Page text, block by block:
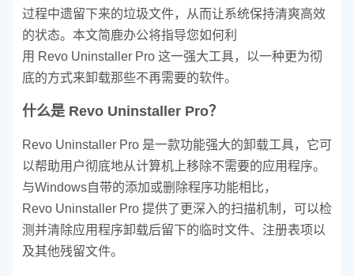
过程中遗留下来的垃圾文件，从而让系统保持清爽高效
的状态。本文简鹿办公将指导您如何利
用 Revo Uninstaller Pro 这一强大工具，以一种更为彻
底的方式来卸载那些不再需要的软件。
什么是 Revo Uninstaller Pro？
Revo Uninstaller Pro 是一款功能强大的卸载工具，它可
以帮助用户彻底地从计算机上移除不需要的应用程序。
与Windows自带的添加或删除程序功能相比，
Revo Uninstaller Pro 提供了更深入的扫描机制，可以检
测并清除应用程序卸载后留下的临时文件、注册表项以
及其他残留文件。